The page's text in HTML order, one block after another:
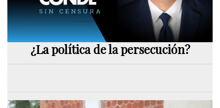
¿La política de la persecución?